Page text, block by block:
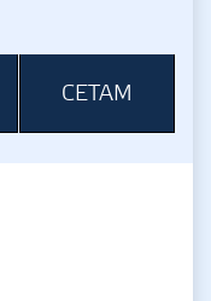
СЕТАМ